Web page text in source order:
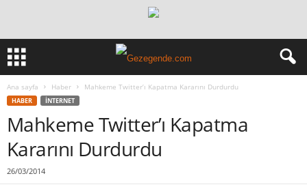
Ana sayfa Haber Mahkeme Twitter’ı Kapatma Kararını Durdurdu
HABER İNTERNET
Mahkeme Twitter’ı Kapatma
Kararını Durdurdu
26/03/2014